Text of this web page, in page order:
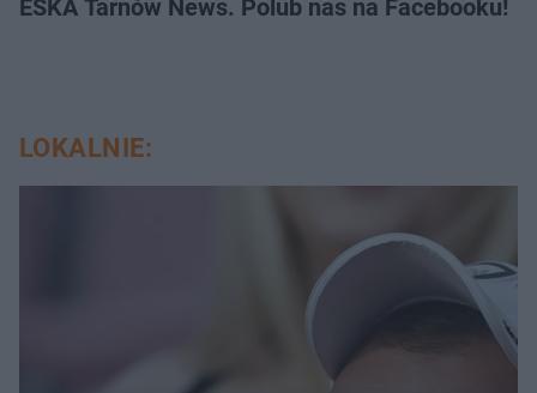
ESKA Tarnów News. Polub nas na Facebooku!
LOKALNIE: